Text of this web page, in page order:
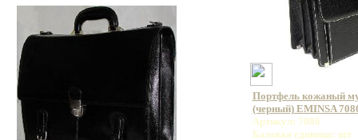
Портфель кожаный
(черный) EMINSA
Артикул: 7086
Базовая единица: шт